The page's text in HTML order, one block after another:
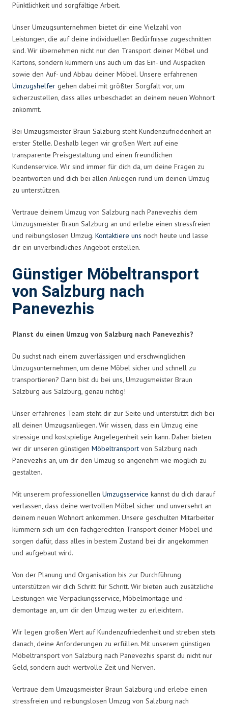
Pünktlichkeit und sorgfältige Arbeit.
Unser Umzugsunternehmen bietet dir eine Vielzahl von
Leistungen, die auf deine individuellen Bedürfnisse zugeschnitten
sind. Wir übernehmen nicht nur den Transport deiner Möbel und
Kartons, sondern kümmern uns auch um das Ein- und Auspacken
sowie den Auf- und Abbau deiner Möbel. Unsere erfahrenen
Umzugshelfer gehen dabei mit größter Sorgfalt vor, um
sicherzustellen, dass alles unbeschadet an deinem neuen Wohnort
ankommt.
Bei Umzugsmeister Braun Salzburg steht Kundenzufriedenheit an
erster Stelle. Deshalb legen wir großen Wert auf eine
transparente Preisgestaltung und einen freundlichen
Kundenservice. Wir sind immer für dich da, um deine Fragen zu
beantworten und dich bei allen Anliegen rund um deinen Umzug
zu unterstützen.
Vertraue deinem Umzug von Salzburg nach Panevezhis dem
Umzugsmeister Braun Salzburg an und erlebe einen stressfreien
und reibungslosen Umzug. Kontaktiere uns noch heute und lasse
dir ein unverbindliches Angebot erstellen.
Günstiger Möbeltransport
von Salzburg nach
Panevezhis
Planst du einen Umzug von Salzburg nach Panevezhis?
Du suchst nach einem zuverlässigen und erschwinglichen
Umzugsunternehmen, um deine Möbel sicher und schnell zu
transportieren? Dann bist du bei uns, Umzugsmeister Braun
Salzburg aus Salzburg, genau richtig!
Unser erfahrenes Team steht dir zur Seite und unterstützt dich bei
all deinen Umzugsanliegen. Wir wissen, dass ein Umzug eine
stressige und kostspielige Angelegenheit sein kann. Daher bieten
wir dir unseren günstigen Möbeltransport von Salzburg nach
Panevezhis an, um dir den Umzug so angenehm wie möglich zu
gestalten.
Mit unserem professionellen Umzugsservice kannst du dich darauf
verlassen, dass deine wertvollen Möbel sicher und unversehrt an
deinem neuen Wohnort ankommen. Unsere geschulten Mitarbeiter
kümmern sich um den fachgerechten Transport deiner Möbel und
sorgen dafür, dass alles in bestem Zustand bei dir angekommen
und aufgebaut wird.
Von der Planung und Organisation bis zur Durchführung
unterstützen wir dich Schritt für Schritt. Wir bieten auch zusätzliche
Leistungen wie Verpackungsservice, Möbelmontage und -
demontage an, um dir den Umzug weiter zu erleichtern.
Wir legen großen Wert auf Kundenzufriedenheit und streben stets
danach, deine Anforderungen zu erfüllen. Mit unserem günstigen
Möbeltransport von Salzburg nach Panevezhis sparst du nicht nur
Geld, sondern auch wertvolle Zeit und Nerven.
Vertraue dem Umzugsmeister Braun Salzburg und erlebe einen
stressfreien und reibungslosen Umzug von Salzburg nach